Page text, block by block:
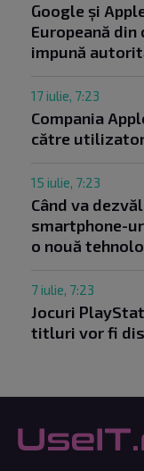
Google și
Europeană din
impună
17 iulie, 7:23
Compania
către
15 iulie, 7:23
Când va
smartphone-
o nouă
7 iulie, 7:23
Jocuri
titluri vor fi